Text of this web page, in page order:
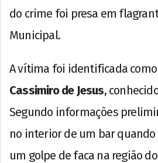
do crime foi presa em
Municipal.
A vítima foi identificada
Cassimiro de Jesus,
Segundo informações
no interior de um bar
um golpe de faca na região